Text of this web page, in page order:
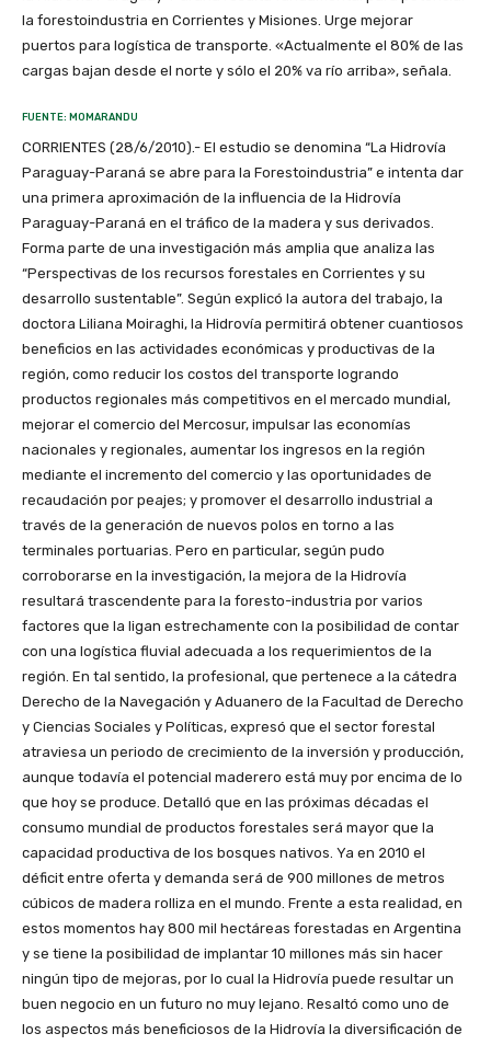
la forestoindustria en Corrientes y Misiones. Urge mejorar
puertos para logística de transporte. «Actualmente el 80% de las
cargas bajan desde el norte y sólo el 20% va río arriba», señala.
FUENTE: MOMARANDU
CORRIENTES (28/6/2010).- El estudio se denomina “La Hidrovía
Paraguay-Paraná se abre para la Forestoindustria” e intenta dar
una primera aproximación de la influencia de la Hidrovía
Paraguay-Paraná en el tráfico de la madera y sus derivados.
Forma parte de una investigación más amplia que analiza las
“Perspectivas de los recursos forestales en Corrientes y su
desarrollo sustentable”. Según explicó la autora del trabajo, la
doctora Liliana Moiraghi, la Hidrovía permitirá obtener cuantiosos
beneficios en las actividades económicas y productivas de la
región, como reducir los costos del transporte logrando
productos regionales más competitivos en el mercado mundial,
mejorar el comercio del Mercosur, impulsar las economías
nacionales y regionales, aumentar los ingresos en la región
mediante el incremento del comercio y las oportunidades de
recaudación por peajes; y promover el desarrollo industrial a
través de la generación de nuevos polos en torno a las
terminales portuarias. Pero en particular, según pudo
corroborarse en la investigación, la mejora de la Hidrovía
resultará trascendente para la foresto-industria por varios
factores que la ligan estrechamente con la posibilidad de contar
con una logística fluvial adecuada a los requerimientos de la
región. En tal sentido, la profesional, que pertenece a la cátedra
Derecho de la Navegación y Aduanero de la Facultad de Derecho
y Ciencias Sociales y Políticas, expresó que el sector forestal
atraviesa un periodo de crecimiento de la inversión y producción,
aunque todavía el potencial maderero está muy por encima de lo
que hoy se produce. Detalló que en las próximas décadas el
consumo mundial de productos forestales será mayor que la
capacidad productiva de los bosques nativos. Ya en 2010 el
déficit entre oferta y demanda será de 900 millones de metros
cúbicos de madera rolliza en el mundo. Frente a esta realidad, en
estos momentos hay 800 mil hectáreas forestadas en Argentina
y se tiene la posibilidad de implantar 10 millones más sin hacer
ningún tipo de mejoras, por lo cual la Hidrovía puede resultar un
buen negocio en un futuro no muy lejano. Resaltó como uno de
los aspectos más beneficiosos de la Hidrovía la diversificación de